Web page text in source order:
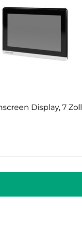
Display, 7 Zoll